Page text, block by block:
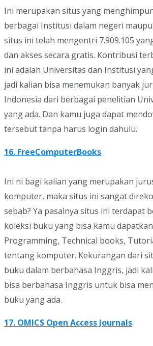
Ini merupakan situs yang
berbagai Institusi dalam negeri
situs ini telah mengentri 7.909.105
dan akses secara gratis. Kontribusi
ini adalah Universitas dan Institusi
jadi kalian bisa menemukan banyak
Indonesia dari berbagai penelitian
yang ada. Dan kamu juga dapat
tersebut tanpa harus login dahulu.
16. FreeComputerBooks
Ini ni bagi kalian yang merupakan
komputer, maka situs ini sangat
sebab? Ya pasalnya situs ini terdapat
koleksi buku yang bisa kamu
Programming, Technical books,
tentang komputer. Kekurangan dari
buku dalam berbahasa Inggris, jadi
bisa berbahasa Inggris untuk bisa
buku yang ada.
17. OMICS Open Access Journals